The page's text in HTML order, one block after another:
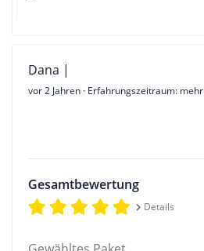
Dana |
vor 2 Jahren · Erfahrungszeitraum:
Gesamtbewertung
Details